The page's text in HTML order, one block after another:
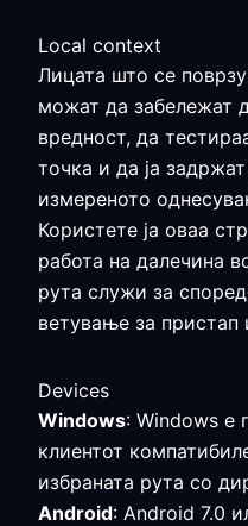
Local context
Лицата што се
можат да забележат
вредност, да
точка и да ја
измереното
Користете ја оваа
работа на далечина
рута служи за
ветување за пристап
Devices
Windows: Windows е
клиентот
избраната рута со
Android: Android 7.0